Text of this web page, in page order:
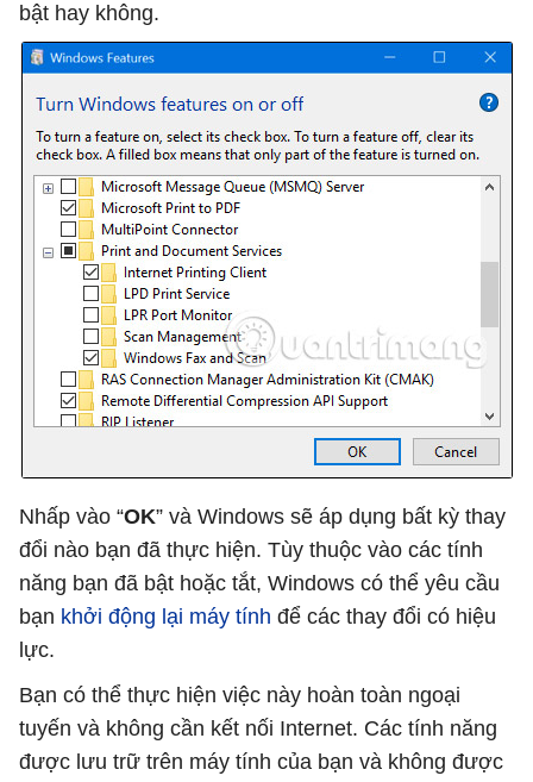
bật hay không.
Nhấp vào “OK” và Windows sẽ áp dụng bất kỳ thay
đổi nào bạn đã thực hiện. Tùy thuộc vào các tính
năng bạn đã bật hoặc tắt, Windows có thể yêu cầu
bạn khởi động lại máy tính để các thay đổi có hiệu
lực.
Bạn có thể thực hiện việc này hoàn toàn ngoại
tuyến và không cần kết nối Internet. Các tính năng
được lưu trữ trên máy tính của bạn và không được